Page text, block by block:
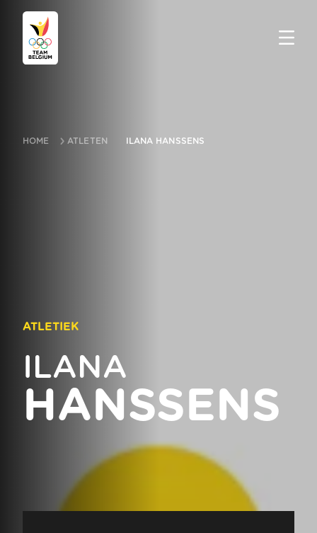
HOME ATLETEN ILANA HANSSENS
ATLETIEK
ILANA
HANSSENS